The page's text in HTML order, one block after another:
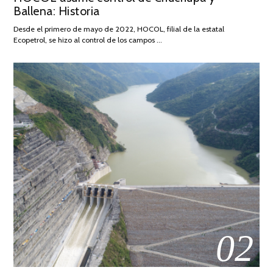
2026
Ballena: Historia
Desde el primero de mayo de 2022, HOCOL, filial de la estatal
Ecopetrol, se hizo al control de los campos …
02